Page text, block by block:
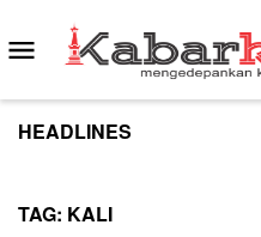
to
content
Mobile
Menu
HEADLINES
TAG: KALI